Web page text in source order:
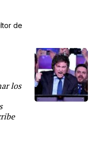
de
los